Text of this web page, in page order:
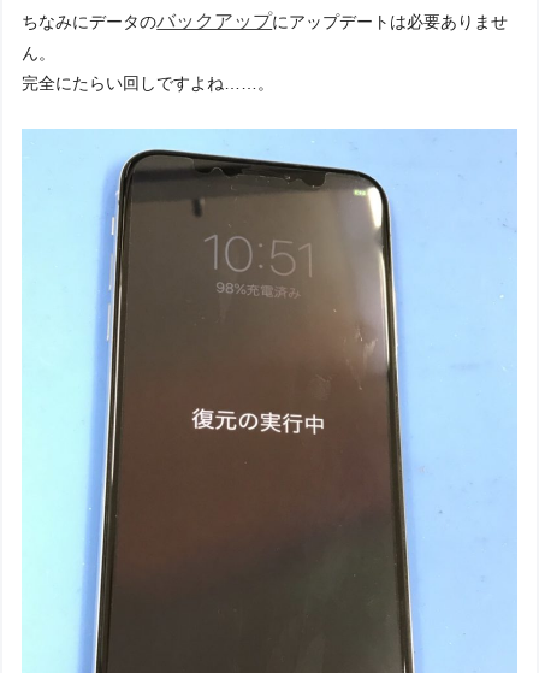
ちなみにデータのバックアップにアップデートは必要ありませ
ん。
完全にたらい回しですよね……。